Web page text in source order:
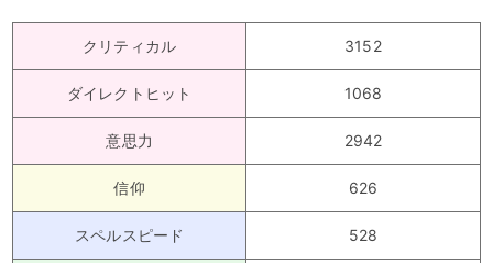
クリティカル 3152
ダイレクトヒット 1068
意思力 2942
信仰 626
スペルスピード 528